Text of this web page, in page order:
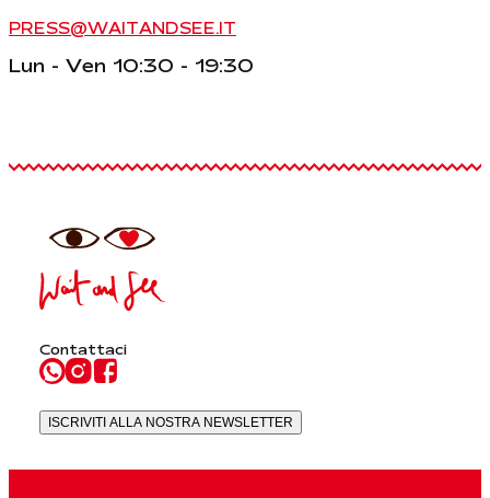
PRESS@WAITANDSEE.IT
Lun - Ven 10:30 - 19:30
Contattaci
ISCRIVITI ALLA NOSTRA NEWSLETTER